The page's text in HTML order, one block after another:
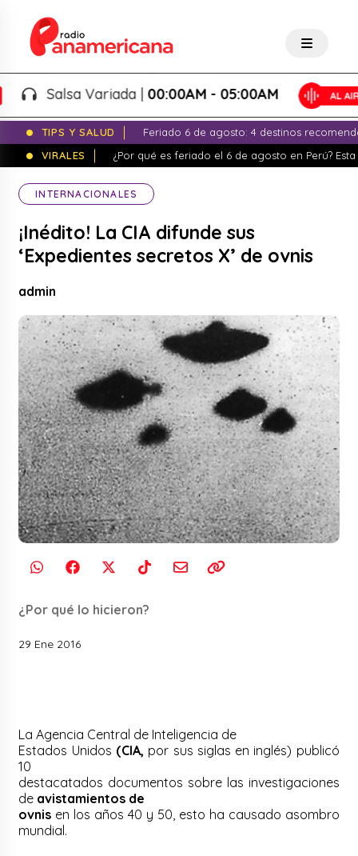
Salsa Variada |00:00AM - 05:00AM
TIPS Y SALUD
Feriado 6 de agosto: 4 destinos
VIRALES
¿Por qué es feriado el 6 de agosto en Perú?
INTERNACIONALES
¡Inédito! La CIA difunde sus
‘Expedientes secretos X’ de ovnis
admin
¿Por qué lo hicieron?
29 Ene 2016
La Agencia Central de Inteligencia de
Estados Unidos (CIA, por sus siglas en inglés) publicó
10
destacatados documentos sobre las investigaciones
de avistamientos de
ovnis en los años 40 y 50, esto ha causado asombro
mundial.